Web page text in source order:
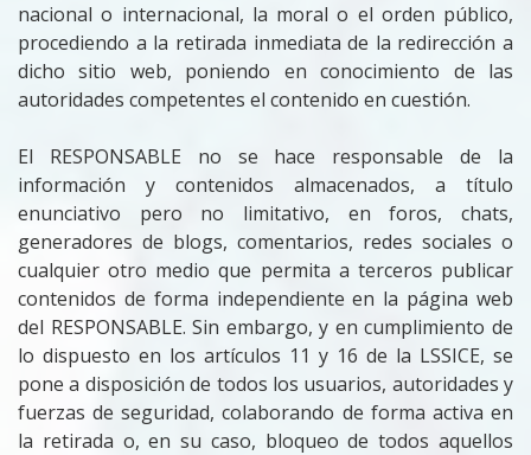
nacional o internacional, la moral o el orden público,
procediendo a la retirada inmediata de la redirección a
dicho sitio web, poniendo en conocimiento de las
autoridades competentes el contenido en cuestión.
El RESPONSABLE no se hace responsable de la
información y contenidos almacenados, a título
enunciativo pero no limitativo, en foros, chats,
generadores de blogs, comentarios, redes sociales o
cualquier otro medio que permita a terceros publicar
contenidos de forma independiente en la página web
del RESPONSABLE. Sin embargo, y en cumplimiento de
lo dispuesto en los artículos 11 y 16 de la LSSICE, se
pone a disposición de todos los usuarios, autoridades y
fuerzas de seguridad, colaborando de forma activa en
la retirada o, en su caso, bloqueo de todos aquellos